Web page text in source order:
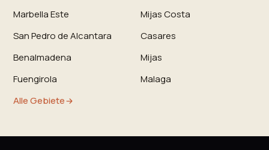
Marbella Este
Mijas Costa
San Pedro de Alcantara
Casares
Benalmadena
Mijas
Fuengirola
Malaga
Alle Gebiete